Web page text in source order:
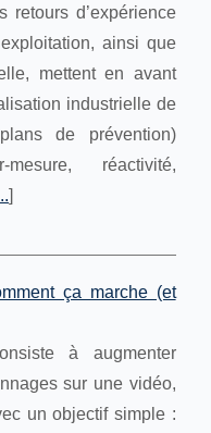
retours d’expérience
ainsi que
mettent en avant
industrielle de
de prévention)
réactivité,
]
ça marche (et
à augmenter
sur une vidéo,
un objectif simple :